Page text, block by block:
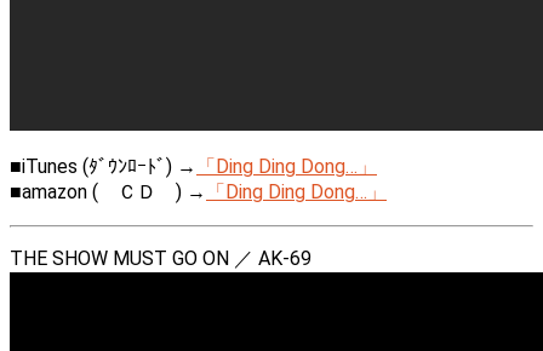
■iTunes (ﾀﾞｳﾝﾛｰﾄﾞ) →
「Ding Ding Dong…」
■amazon ( ＣＤ ) →
「Ding Ding Dong…」
THE SHOW MUST GO ON ／ AK-69